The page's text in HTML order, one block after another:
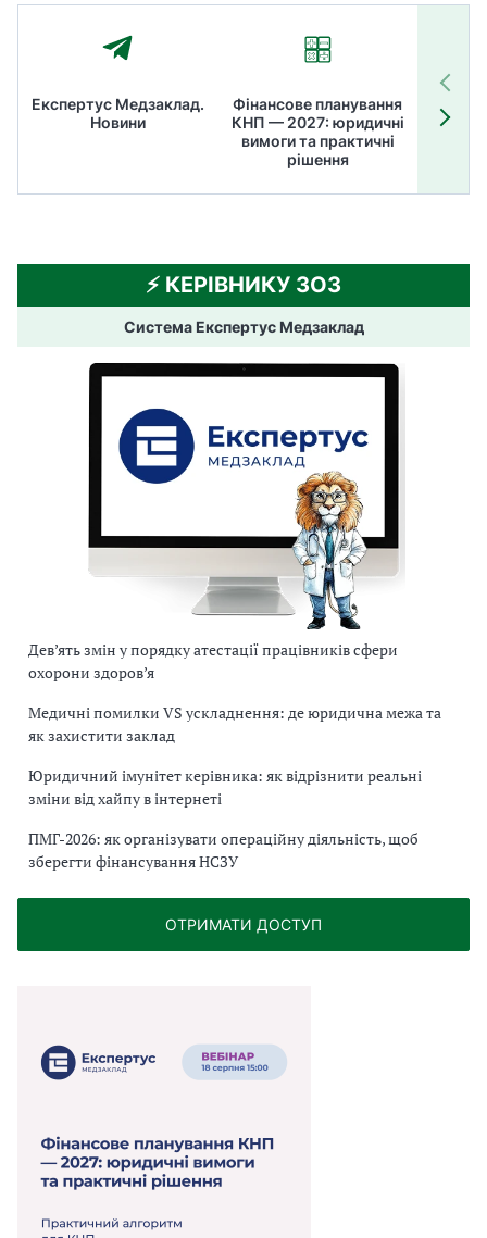
Експертус Медзаклад.
Новини
Фінансове планування
КНП — 2027: юридичні
вимоги та практичні
рішення
⚡️ КЕРІВНИКУ ЗОЗ
Система Експертус Медзаклад
Дев’ять змін у порядку атестації працівників сфери
охорони здоров’я
Медичні помилки VS ускладнення: де юридична межа та
як захистити заклад
Юридичний імунітет керівника: як відрізнити реальні
зміни від хайпу в інтернеті
ПМГ-2026: як організувати операційну діяльність, щоб
зберегти фінансування НСЗУ
ОТРИМАТИ ДОСТУП